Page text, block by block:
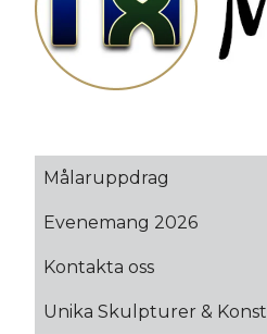
Målaruppdrag
Evenemang 2026
Kontakta oss
Unika Skulpturer & Konst